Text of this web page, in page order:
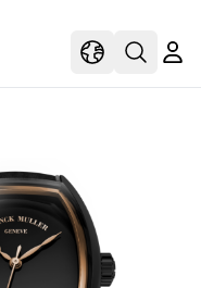
viewOpen